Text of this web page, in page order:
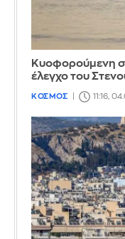
Κυοφορούμενη
έλεγχο του
ΚΟΣΜΟΣ 11:16,